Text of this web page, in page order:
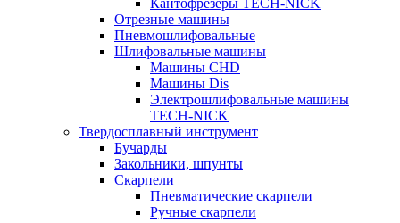
Кантофрезеры TECH-NICK
Отрезные машины
Пневмошлифовальные
Шлифовальные машины
Машины CHD
Машины Dis
Электрошлифовальные машины
TECH-NICK
Твердосплавный инструмент
Бучарды
Закольники, шпунты
Скарпели
Пневматические скарпели
Ручные скарпели